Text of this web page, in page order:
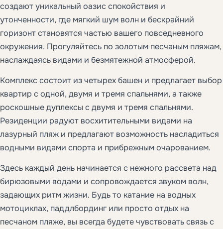
создают уникальный оазис спокойствия и
утонченности, где мягкий шум волн и бескрайний
горизонт становятся частью вашего повседневного
окружения. Прогуляйтесь по золотым песчаным пляжам,
наслаждаясь видами и безмятежной атмосферой.
Комплекс состоит из четырех башен и предлагает выбор
квартир с одной, двумя и тремя спальнями, а также
роскошные дуплексы с двумя и тремя спальнями.
Резиденции радуют восхитительными видами на
лазурный пляж и предлагают возможность насладиться
водными видами спорта и прибрежным очарованием.
Здесь каждый день начинается с нежного рассвета над
бирюзовыми водами и сопровождается звуком волн,
задающих ритм жизни. Будь то катание на водных
мотоциклах, паддлбординг или просто отдых на
песчаном пляже, вы всегда будете чувствовать связь с